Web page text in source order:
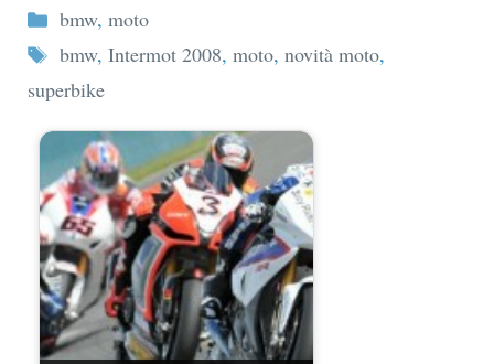
Categorie
bmw, moto
Tag
bmw, Intermot 2008, moto, novità moto,
superbike